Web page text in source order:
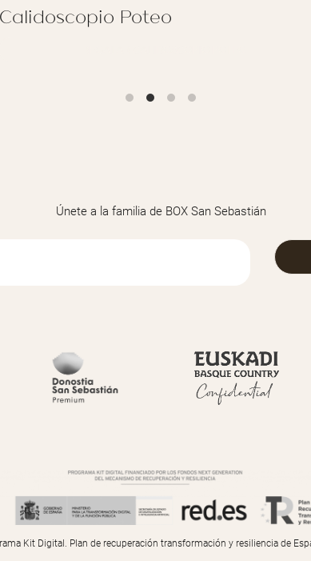
Calidoscopio Poteo
Únete a la familia de BOX San Sebastián
Kit Digital. Plan de recuperación transformación y resiliencia de